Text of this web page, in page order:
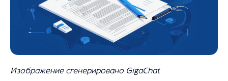
Изображение сгенерировано GigaChat